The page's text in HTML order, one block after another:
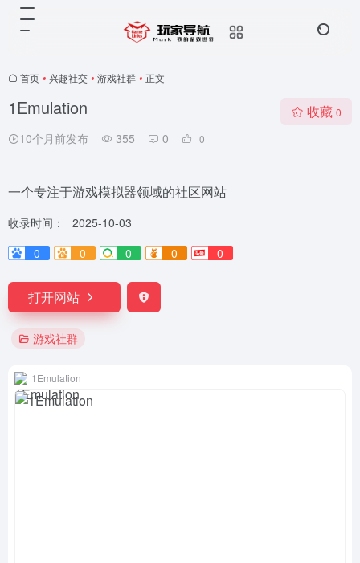
首页 • 兴趣社交 • 游戏社群 • 正文
1Emulation
10个月前发布 355 0 0
收藏 0
一个专注于游戏模拟器领域的社区网站
收录时间：
2025-10-03
0
0 0 0 0
打开网站
游戏社群
1Emulation